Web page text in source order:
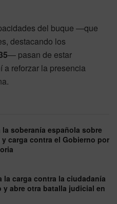
del buque —que
destacando los
— pasan de estar
a reforzar la presencia
la soberanía española sobre
carga contra el Gobierno por
la carga contra la ciudadanía
y abre otra batalla judicial en